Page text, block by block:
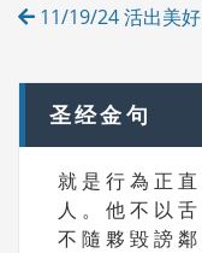
E
11/19/24 活出美好
圣经金句
就 是 行 為 正
人 。 他 不 以
不 隨 夥 毀 謗 鄰